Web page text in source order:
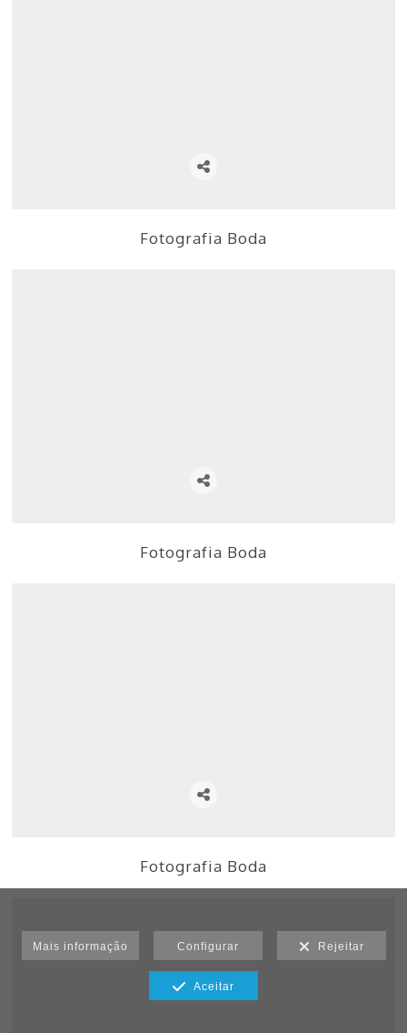
Fotografia Boda
Fotografia Boda
Fotografia Boda
Mais informação Configurar Rejeitar
Aceitar